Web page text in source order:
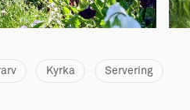
Kyrka Servering